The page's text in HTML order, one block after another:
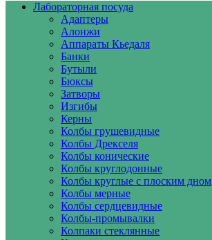
Лабораторная посуда
Адаптеры
Алонжи
Аппараты Кьедаля
Банки
Бутыли
Бюксы
Затворы
Изгибы
Керны
Колбы грушевидные
Колбы Дрекселя
Колбы конические
Колбы круглодонные
Колбы круглые с плоским дном
Колбы мерные
Колбы сердцевидные
Колбы-промывалки
Колпаки стеклянные